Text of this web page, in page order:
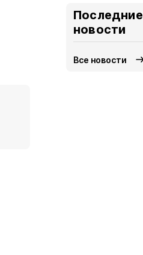
Последние
новости
Все новости